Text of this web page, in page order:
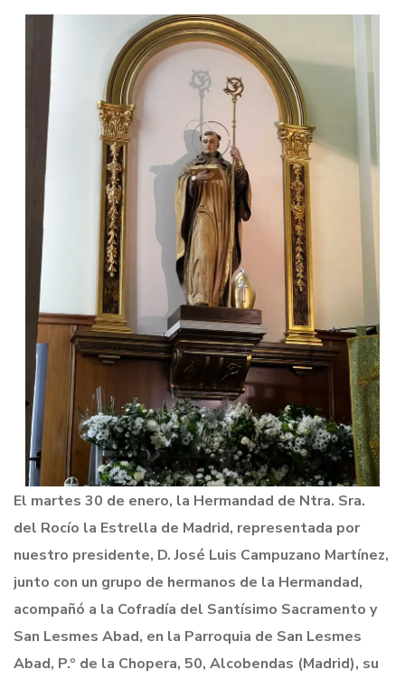
El martes 30 de enero, la Hermandad de Ntra. Sra.
del Rocío la Estrella de Madrid, representada por
nuestro presidente, D. José Luis Campuzano Martínez,
junto con un grupo de hermanos de la Hermandad,
acompañó a la Cofradía del Santísimo Sacramento y
San Lesmes Abad, en la Parroquia de San Lesmes
Abad, P.º de la Chopera, 50, Alcobendas (Madrid), su